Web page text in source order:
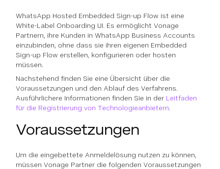
WhatsApp Hosted Embedded Sign-up Flow ist eine
White-Label Onboarding UI. Es ermöglicht Vonage
Partnern, ihre Kunden in WhatsApp Business Accounts
einzubinden, ohne dass sie ihren eigenen Embedded
Sign-up Flow erstellen, konfigurieren oder hosten
müssen.
Nachstehend finden Sie eine Übersicht über die
Voraussetzungen und den Ablauf des Verfahrens.
Ausführlichere Informationen finden Sie in der Leitfaden
für die Registrierung von Technologieanbietern.
Voraussetzungen
Um die eingebettete Anmeldelösung nutzen zu können,
müssen Vonage Partner die folgenden Voraussetzungen